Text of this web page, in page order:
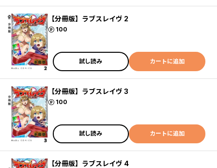
【分冊版】ラブスレイヴ 2
100
ポイント
試し読み カートに追加
【分冊版】ラブスレイヴ 3
100
ポイント
試し読み カートに追加
【分冊版】ラブスレイヴ 4